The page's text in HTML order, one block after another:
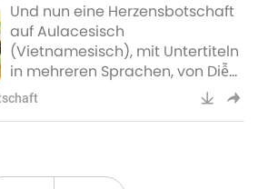
Universum und alle Wesen. Ich
danke Euch, den
Wiedervereinten Drei
Allermächtigsten: GOTT, Tim Qo
Tu und dem Sohn GOTTE
Und nun eine Herzensbotschaft
auf Aulacesisch
(Vietnamesisch), mit Untertiteln
in mehreren Sprachen, von Diễm
Phương aus Âu Lạc, auch
bekannt als Vietnam:Überaus
Team, ich bin eine Eingeweihte.